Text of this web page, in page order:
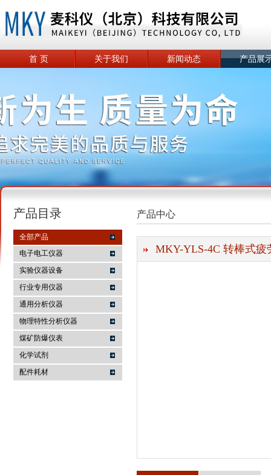
麦科仪（北京）科技有限公司
首 页 关于我们 新闻动态 产品展
产品目录
全部产品
电子电工仪器
实验仪器设备
行业专用仪器
通用分析仪器
物理特性分析仪器
煤矿防爆仪表
化学试剂
配件耗材
产品中心
MKY-YLS-4C 转棒式疲